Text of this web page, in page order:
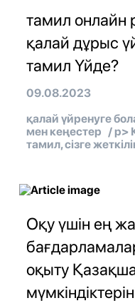
тамил онлайн
қалай дұрыс
тамил Үйде?
09.08.2023
қалай үйренуге
мен кеңестер / p>
тамил, сізге
Оқу үшін ең
оқыту